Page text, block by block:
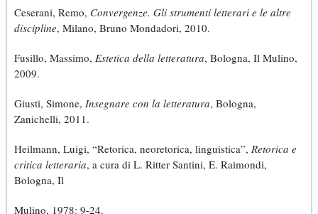
Ceserani, Remo, Convergenze. Gli strumenti letterari e le altre
discipline, Milano, Bruno Mondadori, 2010.
Fusillo, Massimo, Estetica della letteratura, Bologna, Il Mulino,
2009.
Giusti, Simone, Insegnare con la letteratura, Bologna,
Zanichelli, 2011.
Heilmann, Luigi, “Retorica, neoretorica, linguistica”, Retorica e
critica letteraria, a cura di L. Ritter Santini, E. Raimondi,
Bologna, Il
Mulino, 1978: 9-24.